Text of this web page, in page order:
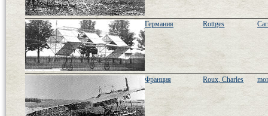
Германия Rottges
Франция Roux, Charles